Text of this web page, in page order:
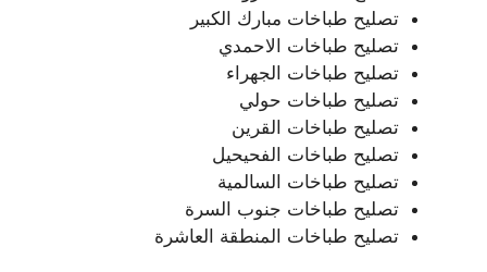
تصليح طباخات مبارك الكبير
تصليح طباخات الاحمدي
تصليح طباخات الجهراء
تصليح طباخات حولي
تصليح طباخات القرين
تصليح طباخات الفحيحيل
تصليح طباخات السالمية
تصليح طباخات جنوب السرة
تصليح طباخات المنطقة العاشرة